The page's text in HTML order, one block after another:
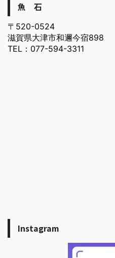
魚 石
〒520-0524
滋賀県大津市和邇今宿898
TEL：077-594-3311
Instagram